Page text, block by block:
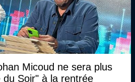
Micoud ne sera plus
Soir" à la rentrée